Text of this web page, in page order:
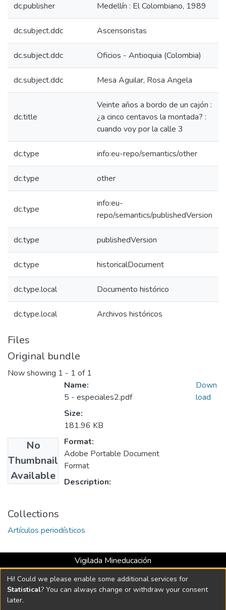
dc.publisher Medellín : El Colombiano, 1989
dc.subject.ddc Ascensoristas
dc.subject.ddc Oficios - Antioquia (Colombia)
dc.subject.ddc Mesa Aguilar, Rosa Angela
dc.title
Veinte años a bordo de un cajón :
¿a cinco centavos la montada? :
cuando voy por la calle 3
dc.type info:eu-repo/semantics/other
dc.type other
dc.type
info:eu-
repo/semantics/publishedVersion
dc.type publishedVersion
dc.type historicalDocument
dc.type.local Documento histórico
dc.type.local Archivos históricos
Files
Original bundle
Now showing 1 - 1 of 1
No
Thumbnail
Available
Name:
5 - especiales2.pdf
Size:
181.96 KB
Format:
Adobe Portable Document
Format
Description:
Down
load
Collections
Artículos periodísticos
Vigilada Mineducación
Universidad con Acreditación Institucional hasta 2026 -
Resolución MEN 2158 de 2018
Hi! Could we please enable some additional services for
Statistical? You can always change or withdraw your consent
later.